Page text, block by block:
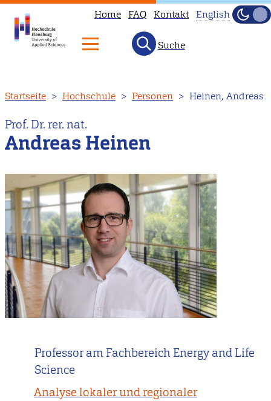
zum
Inhalt
Home FAQ Kontakt
not
to
our
English
main
page
instead.
English
Hell
Suche
Startseite Hochschule Personen Heinen, Andreas
Prof. Dr. rer. nat.
Andreas Heinen
Professor am Fachbereich Energy and Life
Science
Analyse lokaler und regionaler